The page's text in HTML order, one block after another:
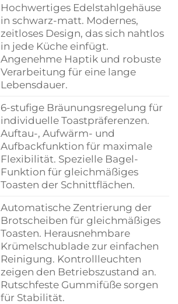
Hochwertiges Edelstahlgehäuse
in schwarz-matt. Modernes,
zeitloses Design, das sich nahtlos
in jede Küche einfügt.
Angenehme Haptik und robuste
Verarbeitung für eine lange
Lebensdauer.
6-stufige Bräunungsregelung für
individuelle Toastpräferenzen.
Auftau-, Aufwärm- und
Aufbackfunktion für maximale
Flexibilität. Spezielle Bagel-
Funktion für gleichmäßiges
Toasten der Schnittflächen.
Automatische Zentrierung der
Brotscheiben für gleichmäßiges
Toasten. Herausnehmbare
Krümelschublade zur einfachen
Reinigung. Kontrollleuchten
zeigen den Betriebszustand an.
Rutschfeste Gummifüße sorgen
für Stabilität.